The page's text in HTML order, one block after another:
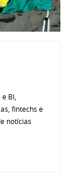
BI,
fintechs e
notícias